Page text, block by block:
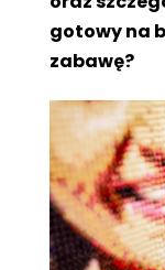
gotowy na
zabawę?